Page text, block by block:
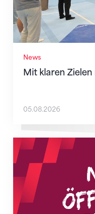
News
Mit klaren
05.08.2026
Neue